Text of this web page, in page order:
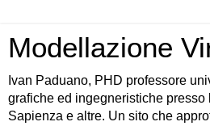
Modellazione
Ivan Paduano, PHD professore
grafiche ed ingegneristiche
Sapienza e altre. Un sito che